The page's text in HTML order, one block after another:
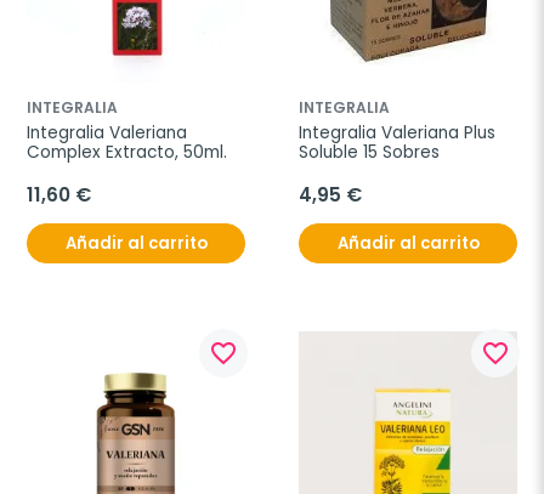
INTEGRALIA
Integralia Valeriana
Complex Extracto, 50ml.
11,60 €
Añadir al carrito
INTEGRALIA
Integralia Valeriana Plus
Soluble 15 Sobres
4,95 €
Añadir al carrito
favorite_border favorite_border